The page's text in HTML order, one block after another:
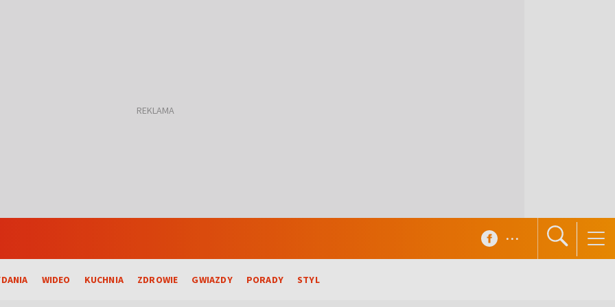
WIDEO KUCHNIA ZDROWIE GWIAZDY PORADY STYL
...